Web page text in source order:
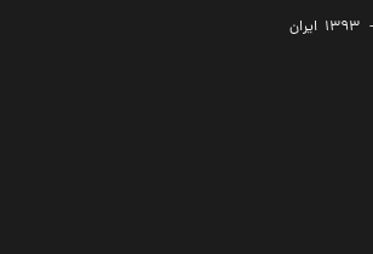
-
1393 ‌ ایران